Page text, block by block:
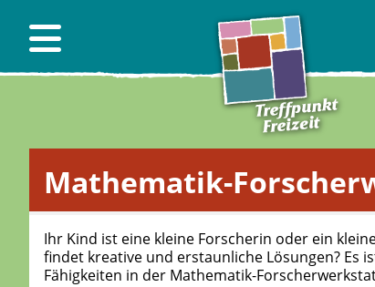
Mathematik-
Ihr Kind ist eine kleine Forscherin oder ein
findet kreative und erstaunliche Lösungen? Es
Fähigkeiten in der Mathematik-